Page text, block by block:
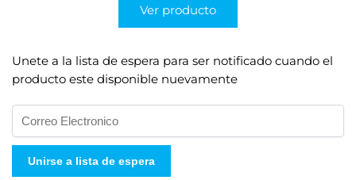
Ver producto
Unete a la lista de espera para ser notificado cuando el
producto este disponible nuevamente
n
Unirse a lista de espera